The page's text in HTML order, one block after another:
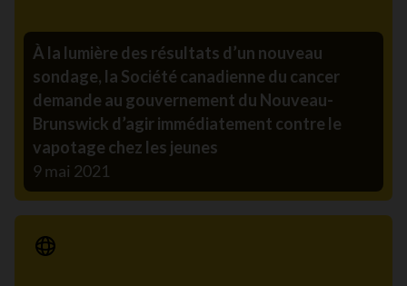
À la lumière des résultats d’un nouveau
sondage, la Société canadienne du cancer
demande au gouvernement du Nouveau-
Brunswick d’agir immédiatement contre le
vapotage chez les jeunes
9 mai 2021
Communiqué de presse